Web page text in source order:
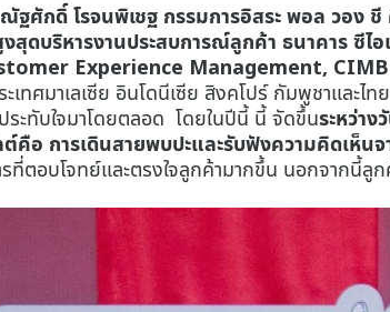
ศักดิ์ โรจนพิเชฐ กรรมการอิสระ พอล วอง ชี
ดบริหารงานประสบการณ์ลูกค้า ธนาคาร ซี
Experience Management, CIMB
เทศมาเลเซีย อินโดนีเซีย สิงคโปร์ กัมพูชาและไ
ะทับใจมาโดยตลอด โดยในปีนี้ นี้ จัดขึ้นระหว่า
คือ การเดินสายพบปะและรับฟังความคิดเห็น
ตอบโจทย์และตรงใจลูกค้ามากขึ้น นอกจากนี้